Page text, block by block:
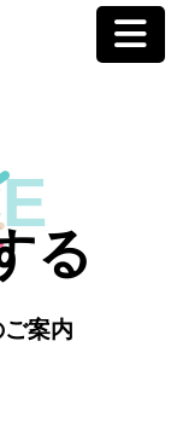
る
案内